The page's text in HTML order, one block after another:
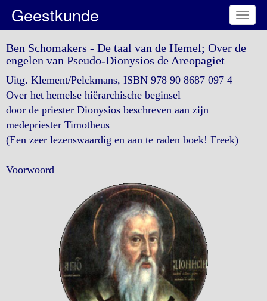
Toggle
Geestkunde
Ben Schomakers - De taal van de Hemel; Over de
engelen van Pseudo-Dionysios de Areopagiet
Uitg. Klement/Pelckmans, ISBN 978 90 8687 097 4
Over het hemelse hiërarchische beginsel
door de priester Dionysios beschreven aan zijn
medepriester Timotheus
(Een zeer lezenswaardig en aan te raden boek! Freek)
Voorwoord